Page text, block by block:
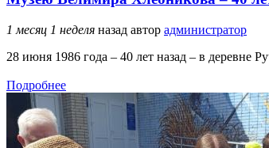
1 месяц 1 неделя назад автор администратор
28 июня 1986 года – 40 лет назад – в деревне
Подробнее